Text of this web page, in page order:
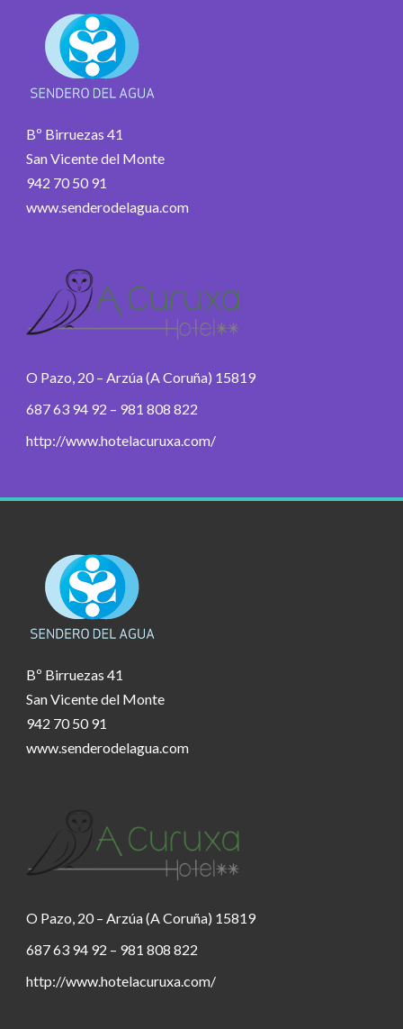
Bº Birruezas 41
San Vicente del Monte
942 70 50 91
www.senderodelagua.com
O Pazo, 20 – Arzúa (A Coruña) 15819
687 63 94 92 – 981 808 822
http://www.hotelacuruxa.com/
Bº Birruezas 41
San Vicente del Monte
942 70 50 91
www.senderodelagua.com
O Pazo, 20 – Arzúa (A Coruña) 15819
687 63 94 92 – 981 808 822
http://www.hotelacuruxa.com/